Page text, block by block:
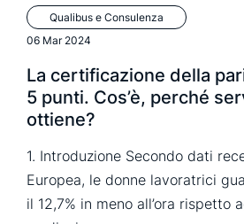
Qualibus e Consulenza
06 Mar 2024
La certificazione della
5 punti. Cos’è, perché
ottiene?
1. Introduzione Secondo dati
Europea, le donne lavoratrici
il 12,7% in meno all’ora rispetto